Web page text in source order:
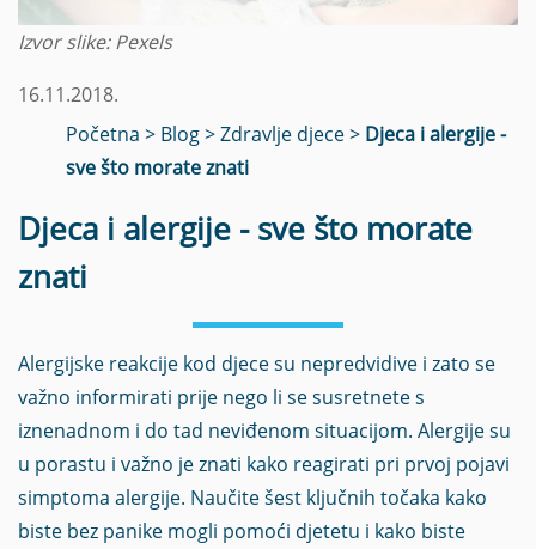
Izvor slike: Pexels
16.11.2018.
Početna > Blog>Zdravlje djece> Djeca i alergije -
sve što morate znati
Djeca i alergije - sve što morate
znati
Alergijske reakcije kod djece su nepredvidive i zato se
važno informirati prije nego li se susretnete s
iznenadnom i do tad neviđenom situacijom. Alergije su
u porastu i važno je znati kako reagirati pri prvoj pojavi
simptoma alergije. Naučite šest ključnih točaka kako
biste bez panike mogli pomoći djetetu i kako biste